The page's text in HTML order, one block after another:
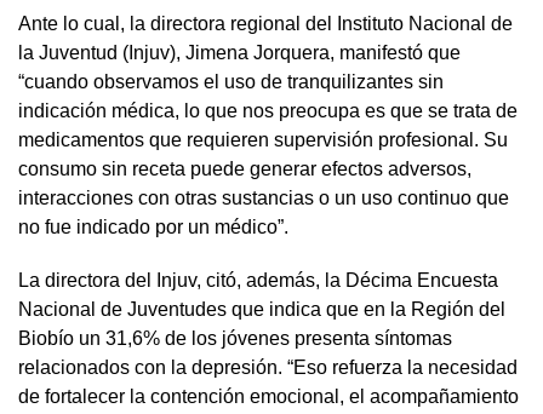
Ante lo cual, la directora regional del Instituto Nacional de
la Juventud (Injuv), Jimena Jorquera, manifestó que
“cuando observamos el uso de tranquilizantes sin
indicación médica, lo que nos preocupa es que se trata de
medicamentos que requieren supervisión profesional. Su
consumo sin receta puede generar efectos adversos,
interacciones con otras sustancias o un uso continuo que
no fue indicado por un médico”.
La directora del Injuv, citó, además, la Décima Encuesta
Nacional de Juventudes que indica que en la Región del
Biobío un 31,6% de los jóvenes presenta síntomas
relacionados con la depresión. “Eso refuerza la necesidad
de fortalecer la contención emocional, el acompañamiento